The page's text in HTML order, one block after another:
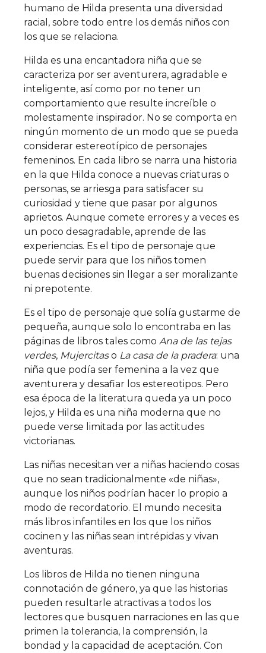
humano de Hilda presenta una diversidad
racial, sobre todo entre los demás niños con
los que se relaciona.
Hilda es una encantadora niña que se
caracteriza por ser aventurera, agradable e
inteligente, así como por no tener un
comportamiento que resulte increíble o
molestamente inspirador. No se comporta en
ningún momento de un modo que se pueda
considerar estereotípico de personajes
femeninos. En cada libro se narra una historia
en la que Hilda conoce a nuevas criaturas o
personas, se arriesga para satisfacer su
curiosidad y tiene que pasar por algunos
aprietos. Aunque comete errores y a veces es
un poco desagradable, aprende de las
experiencias. Es el tipo de personaje que
puede servir para que los niños tomen
buenas decisiones sin llegar a ser moralizante
ni prepotente.
Es el tipo de personaje que solía gustarme de
pequeña, aunque solo lo encontraba en las
páginas de libros tales como Ana de las tejas
verdes, Mujercitaso La casa de la pradera: una
niña que podía ser femenina a la vez que
aventurera y desafiar los estereotipos. Pero
esa época de la literatura queda ya un poco
lejos, y Hilda es una niña moderna que no
puede verse limitada por las actitudes
victorianas.
Las niñas necesitan ver a niñas haciendo cosas
que no sean tradicionalmente «de niñas»,
aunque los niños podrían hacer lo propio a
modo de recordatorio. El mundo necesita
más libros infantiles en los que los niños
cocinen y las niñas sean intrépidas y vivan
aventuras.
Los libros de Hilda no tienen ninguna
connotación de género, ya que las historias
pueden resultarle atractivas a todos los
lectores que busquen narraciones en las que
primen la tolerancia, la comprensión, la
bondad y la capacidad de aceptación. Con